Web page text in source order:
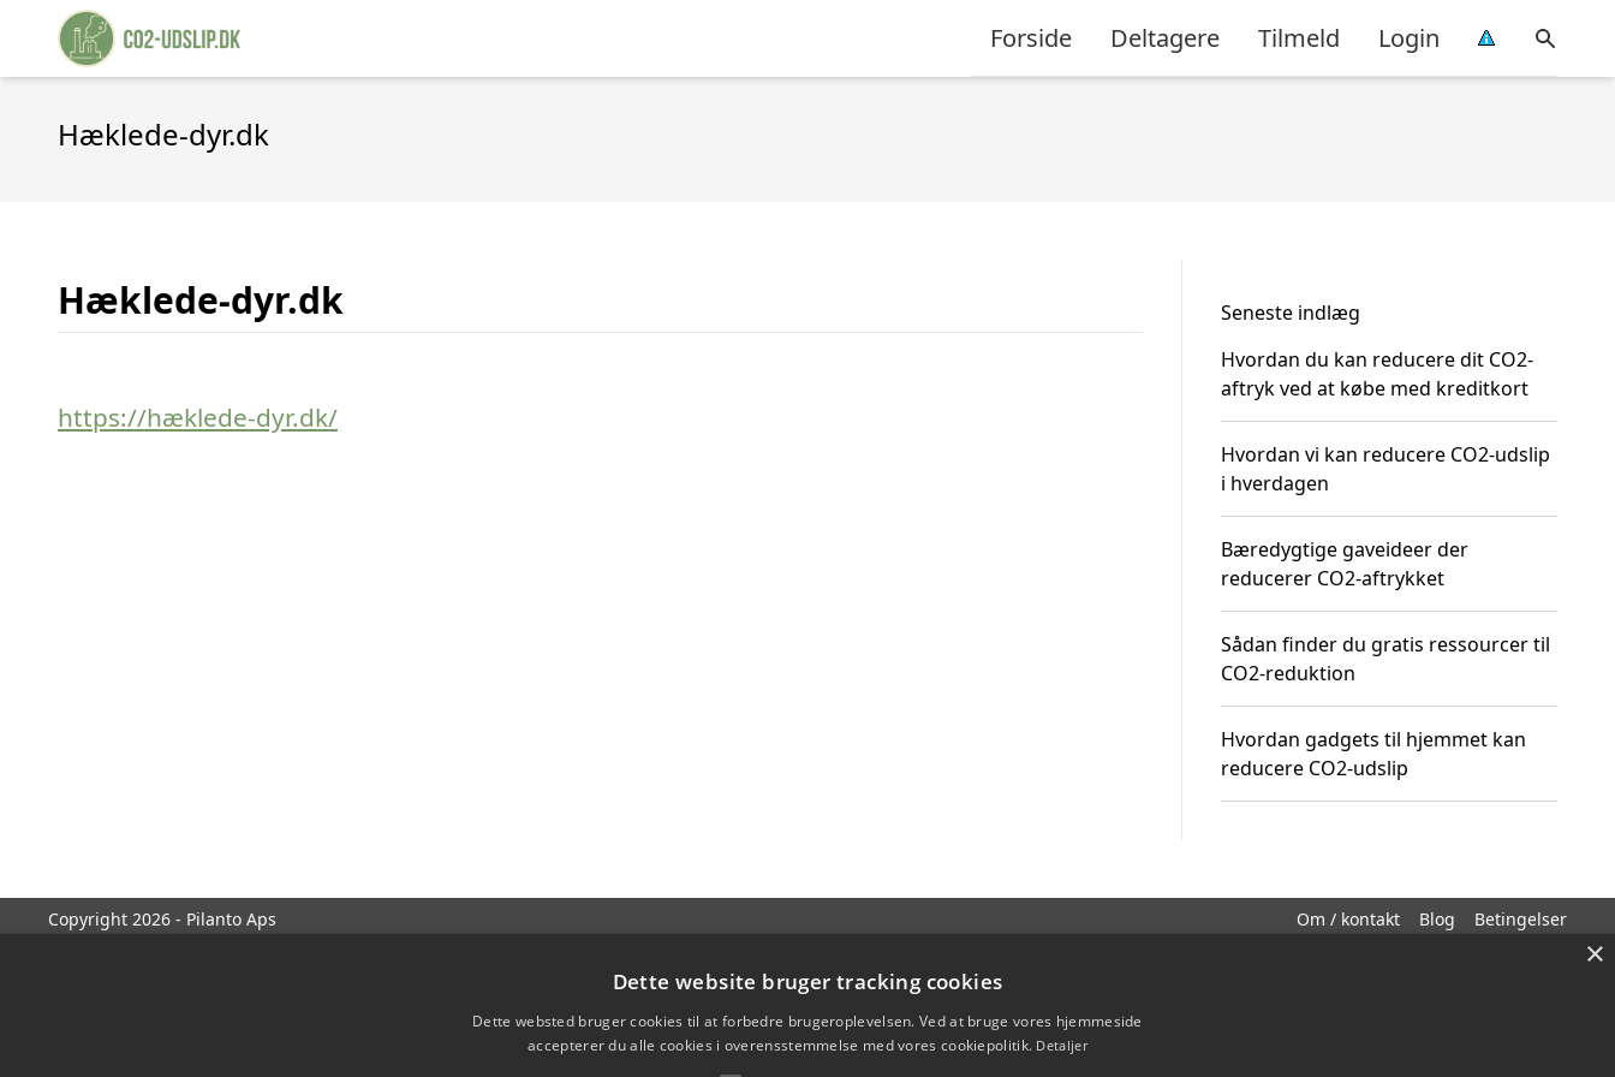
Forside Deltagere Tilmeld Login
Hæklede-dyr.dk
Hæklede-dyr.dk
https://hæklede-dyr.dk/
Seneste indlæg
Hvordan du kan reducere dit CO2-
aftryk ved at købe med kreditkort
Hvordan vi kan reducere CO2-udslip
i hverdagen
Bæredygtige gaveideer der
reducerer CO2-aftrykket
Sådan finder du gratis ressourcer til
CO2-reduktion
Hvordan gadgets til hjemmet kan
reducere CO2-udslip
Copyright 2026 - Pilanto Aps Om / kontakt Blog Betingelser
×
Dette website bruger tracking cookies
Dette websted bruger cookies til at forbedre brugeroplevelsen. Ved at bruge vores hjemmeside
accepterer du alle cookies i overensstemmelse med vores cookiepolitik. Detaljer